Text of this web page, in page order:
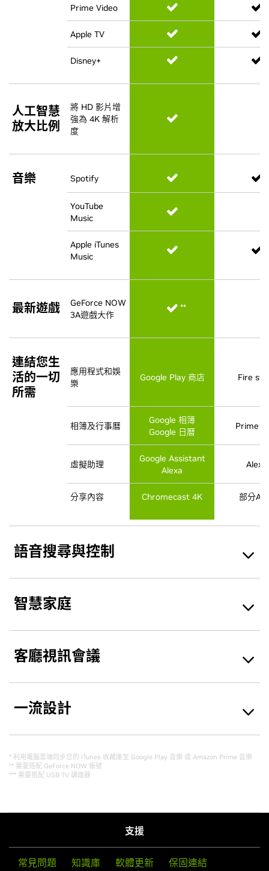
Prime Video
Apple TV
Disney+
人工智慧
放大比例
將 HD 影片增
強為 4K 解析
度
音樂 Spotify
YouTube
Music
Apple iTunes
Music
最新遊戲
GeForce NOW
3A遊戲大作
**
連結您生
活的一切
所需
應用程式和娛
樂
Google Play 商店 Fire
相簿及行事曆
Google 相簿
Google 日曆
Prime
虛擬助理
Google Assistant
Alexa
Alexa
分享內容 Chromecast 4K 部分
Prime Video
Apple TV
Disney+
人工智慧
放大比例
將 HD 影片增
強為 4K 解析
度
音樂 Spotify
YouTube
Music
Apple iTunes
Music
最新遊戲
GeForce NOW
3A遊戲大作
**
連結您生
活的一切
所需
應用程式和娛
樂
Google Play 商店 Fire
相簿及行事曆
Google 相簿
Google 日曆
Prime
虛擬助理
Google Assistant
Alexa
Alexa
分享內容 Chromecast 4K 部分
語音搜尋與控制
智慧家庭
客廳視訊會議
一流設計
* 利用電腦雲端同步您的 iTunes 收藏庫至 Google Play 音樂 或 Amazon Prime 音樂
** 需要搭配 GeForce NOW 帳號
*** 需要搭配 USB TV 調諧器
支援
常見問題 知識庫 軟體更新 保固連結